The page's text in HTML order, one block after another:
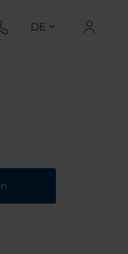
DE